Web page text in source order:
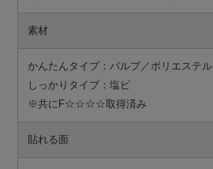
素材
かんたんタイプ：パルプ／ポリエステル
しっかりタイプ：塩ビ
※共にF☆☆☆☆取得済み
貼れる面